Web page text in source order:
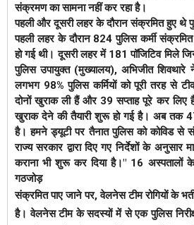
संक्रमण का सामना नहीं कर रहा है।
पहली और दूसरी लहर के दौरान संक्रमित हुए थे
पहली लहर के दौरान 824 पुलिस कर्मी
हो गई थी। दूसरी लहर में 181 पॉजिटिव मिले
पुलिस उपायुक्त (मुख्यालय), अभिजीत शिवथारे
लगभग 98% पुलिस कर्मियों को पूरी तरह से
दोनों खुराक ली हैं और 39 सप्ताह पूरे कर लिए
खुराक देने की तैयारी शुरू हो गई है। अब तक
है। हमने ड्यूटी पर तैनात पुलिस को कोविड से
राज्य सरकार द्वारा दिए गए निर्देशों के
कराना भी शुरू कर दिया है।" 16 अस्पतालों
गठजोड़
संक्रमित पाए जाने पर, वेलनेस टीम रोगियों के
है। वेलनेस टीम के सदस्यों में से एक पुलिस